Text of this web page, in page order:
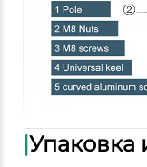
|Упаковка